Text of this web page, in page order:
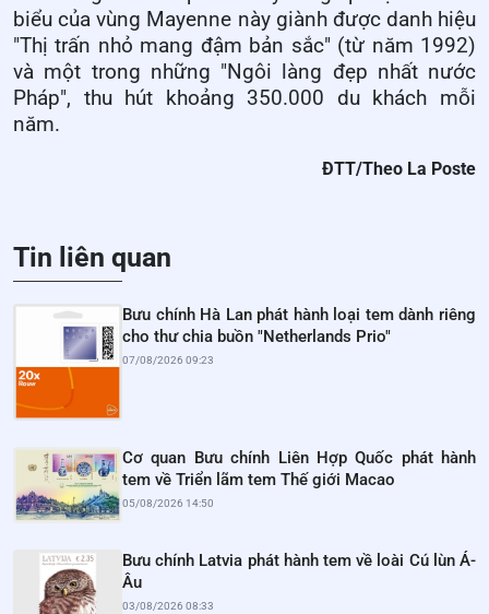
biểu của vùng Mayenne này giành được danh hiệu
"Thị trấn nhỏ mang đậm bản sắc" (từ năm 1992)
và một trong những "Ngôi làng đẹp nhất nước
Pháp", thu hút khoảng 350.000 du khách mỗi
năm.
ĐTT/Theo La Poste
Tin liên quan
Bưu chính Hà Lan phát hành loại tem dành riêng
cho thư chia buồn "Netherlands Prio"
07/08/2026 09:23
Cơ quan Bưu chính Liên Hợp Quốc phát hành
tem về Triển lãm tem Thế giới Macao
05/08/2026 14:50
Bưu chính Latvia phát hành tem về loài Cú lùn Á-
Âu
03/08/2026 08:33